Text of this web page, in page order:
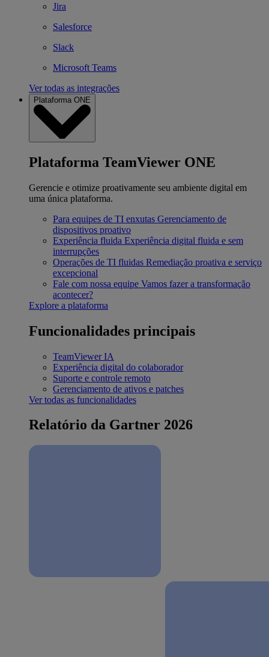
Jira
Salesforce
Slack
Microsoft Teams
Ver todas as integrações
Plataforma ONE
Plataforma TeamViewer ONE
Gerencie e otimize proativamente seu ambiente digital em
uma única plataforma.
Para equipes de TI enxutas Gerenciamento de
dispositivos proativo
Experiência fluida Experiência digital fluida e sem
interrupções
Operações de TI fluidas Remediação proativa e serviço
excepcional
Fale com nossa equipe Vamos fazer a transformação
acontecer?
Explore a plataforma
Funcionalidades principais
TeamViewer IA
Experiência digital do colaborador
Suporte e controle remoto
Gerenciamento de ativos e patches
Ver todas as funcionalidades
Relatório da Gartner 2026